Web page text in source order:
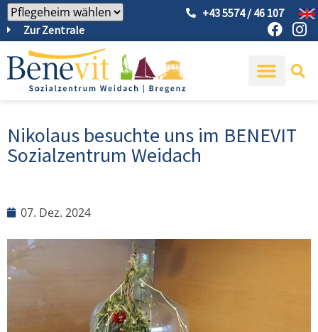
Zur Zentrale
+43 5574 / 46 107
Nikolaus besuchte uns im BENEVIT
Sozialzentrum Weidach
07. Dez. 2024